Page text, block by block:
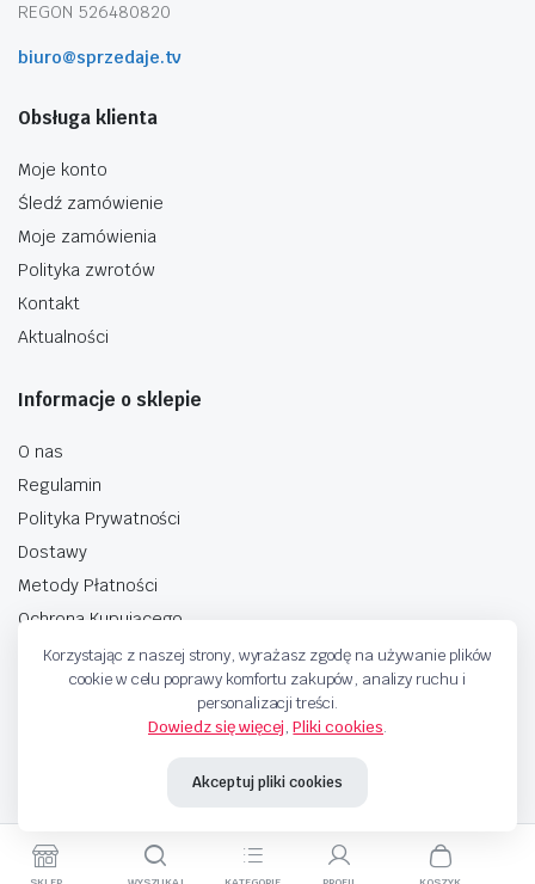
REGON 526480820
biuro@sprzedaje.tv
Obsługa klienta
Moje konto
Śledź zamówienie
Moje zamówienia
Polityka zwrotów
Kontakt
Aktualności
Informacje o sklepie
O nas
Regulamin
Polityka Prywatności
Dostawy
Metody Płatności
Ochrona Kupującego
Metody Płatnosci
Korzystając z naszej strony, wyrażasz zgodę na używanie plików
cookie w celu poprawy komfortu zakupów, analizy ruchu i
personalizacji treści.
Dowiedz się więcej,Pliki cookies.
Akceptuj pliki cookies